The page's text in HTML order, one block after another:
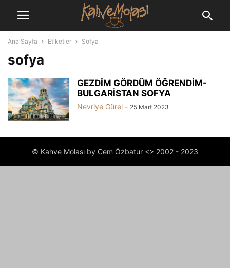
Ana Sayfa Etiketler Sofya
sofya
GEZDİM GÖRDÜM ÖĞRENDİM-
BULGARİSTAN SOFYA
Nevriye Gürel - 25 Mart 2023
© Kahve Molası by Cem Özbatur <> 2002 - 2023